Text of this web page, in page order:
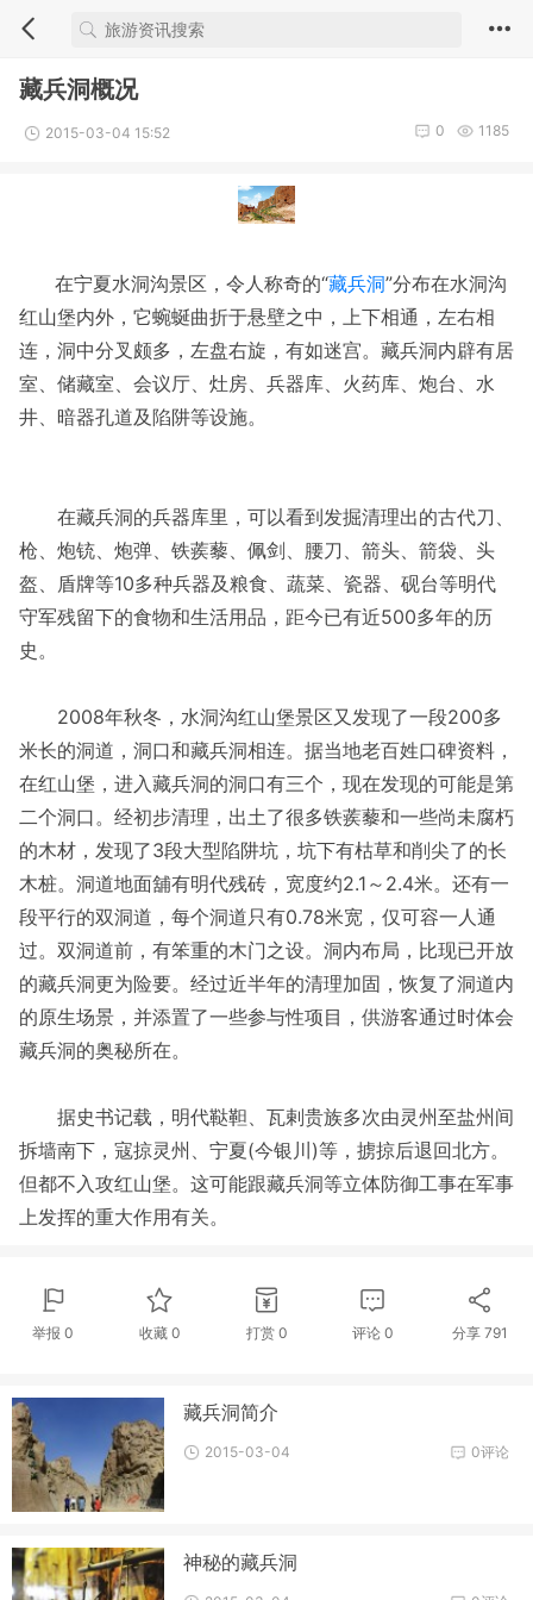
藏兵洞概况
2015-03-04 15:52 1185
0
在宁夏水洞沟景区，令人称奇的“藏兵洞”分布在水洞沟
红山堡内外，它蜿蜒曲折于悬壁之中，上下相通，左右相
连，洞中分叉颇多，左盘右旋，有如迷宫。藏兵洞内辟有居
室、储藏室、会议厅、灶房、兵器库、火药库、炮台、水
井、暗器孔道及陷阱等设施。
在藏兵洞的兵器库里，可以看到发掘清理出的古代刀、
枪、炮铳、炮弹、铁蒺藜、佩剑、腰刀、箭头、箭袋、头
盔、盾牌等10多种兵器及粮食、蔬菜、瓷器、砚台等明代
守军残留下的食物和生活用品，距今已有近500多年的历
史。
2008年秋冬，水洞沟红山堡景区又发现了一段200多
米长的洞道，洞口和藏兵洞相连。据当地老百姓口碑资料，
在红山堡，进入藏兵洞的洞口有三个，现在发现的可能是第
二个洞口。经初步清理，出土了很多铁蒺藜和一些尚未腐朽
的木材，发现了3段大型陷阱坑，坑下有枯草和削尖了的长
木桩。洞道地面舖有明代残砖，宽度约2.1～2.4米。还有一
段平行的双洞道，每个洞道只有0.78米宽，仅可容一人通
过。双洞道前，有笨重的木门之设。洞内布局，比现已开放
的藏兵洞更为险要。经过近半年的清理加固，恢复了洞道内
的原生场景，并添置了一些参与性项目，供游客通过时体会
藏兵洞的奥秘所在。
据史书记载，明代鞑靼、瓦剌贵族多次由灵州至盐州间
拆墙南下，寇掠灵州、宁夏(今银川)等，掳掠后退回北方。
但都不入攻红山堡。这可能跟藏兵洞等立体防御工事在军事
上发挥的重大作用有关。
举报 0 收藏 0 打赏 0 评论0 分享 791
藏兵洞简介
0评论
2015-03-04
神秘的藏兵洞